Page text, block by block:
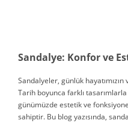
Sandalyeler, günlük
Tarih boyunca farklı
günümüzde estetik ve
sahiptir. Bu blog yazısında,